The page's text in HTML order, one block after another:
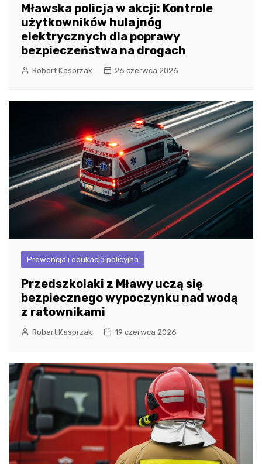
Mławska policja w akcji: Kontrole
użytkowników hulajnóg
elektrycznych dla poprawy
bezpieczeństwa na drogach
Robert Kasprzak 26 czerwca 2026
Prewencja i edukacja policyjna
Przedszkolaki z Mławy uczą się
bezpiecznego wypoczynku nad wodą
z ratownikami
Robert Kasprzak 19 czerwca 2026